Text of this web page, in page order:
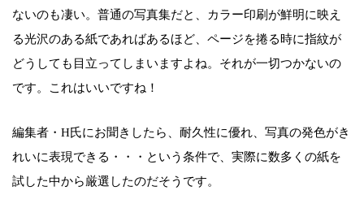
ないのも凄い。普通の写真集だと、カラー印刷が鮮明に映え
る光沢のある紙であればあるほど、ページを捲る時に指紋が
どうしても目立ってしまいますよね。それが一切つかないの
です。これはいいですね！
編集者・H氏にお聞きしたら、耐久性に優れ、写真の発色がき
れいに表現できる・・・という条件で、実際に数多くの紙を
試した中から厳選したのだそうです。